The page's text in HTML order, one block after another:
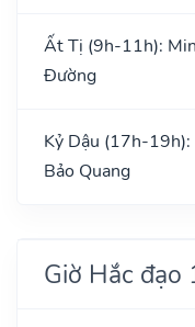
Ất Tị (9h-11h):
Đường
Kỷ Dậu (17h-19h):
Bảo Quang
Giờ Hắc